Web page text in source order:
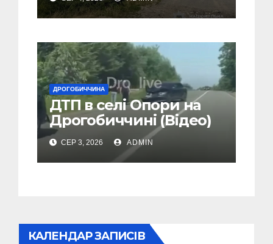
Дрогобиччині
ДРОГОБИЧЧИНА
ДТП в селі Опори на
Дрогобиччині (Відео)
СЕР 3, 2026 ADMIN
КАЛЕНДАР ЗАПИСІВ